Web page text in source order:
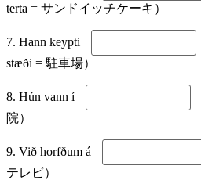
terta = サンドイッチケーキ）
7. Hann keypti
stæði = 駐車場）
8. Hún vann í
院）
9. Við horfðum á
テレビ）